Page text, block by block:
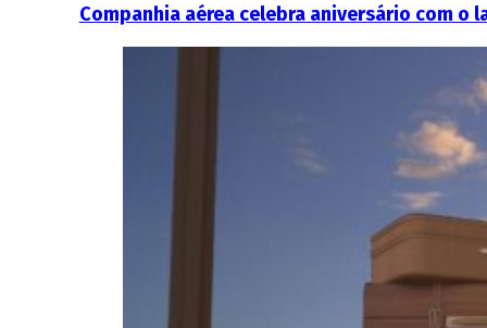
Companhia aérea celebra aniversário com